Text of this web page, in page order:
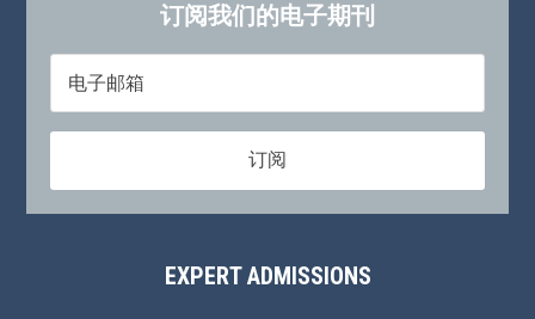
订阅我们的电子期刊
EXPERT ADMISSIONS